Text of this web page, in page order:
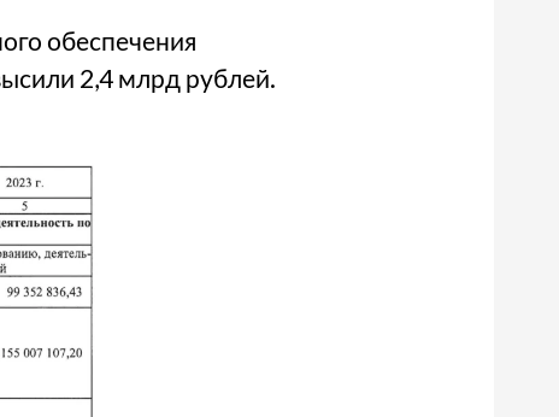
обеспечения
2,4 млрд рублей.